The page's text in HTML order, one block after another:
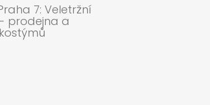
7: Veletržní
- prodejna a